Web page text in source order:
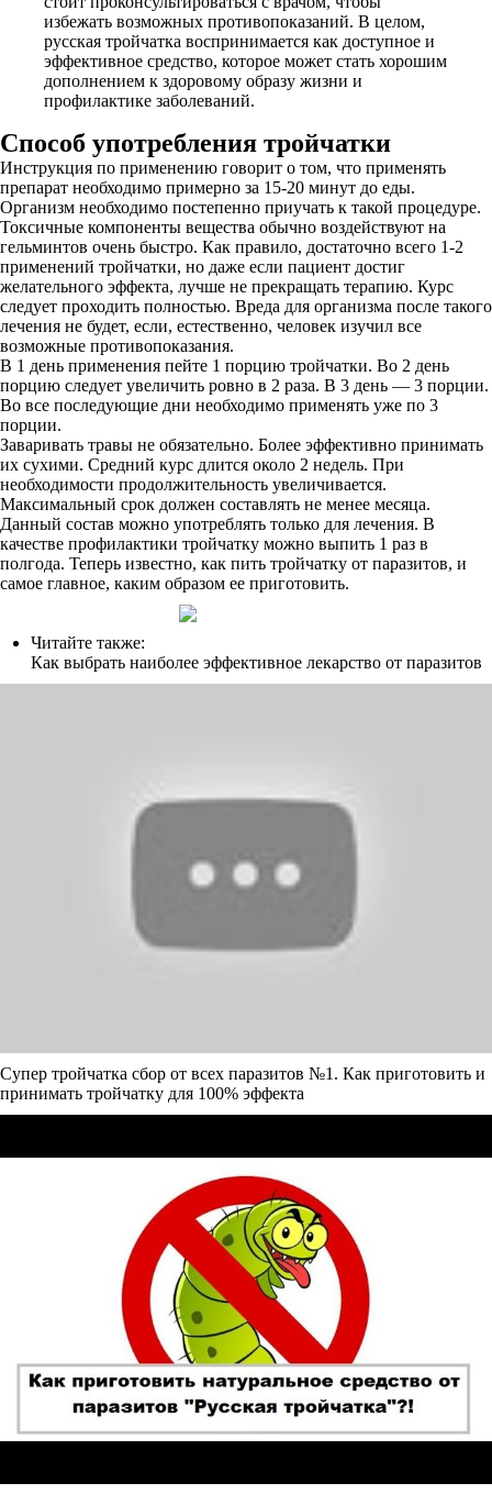
избежать возможных противопоказаний. В целом,
русская тройчатка воспринимается как доступное и
эффективное средство, которое может стать хорошим
дополнением к здоровому образу жизни и
профилактике заболеваний.
Способ употребления тройчатки
Инструкция по применению говорит о том, что применять
препарат необходимо примерно за 15-20 минут до еды.
Организм необходимо постепенно приучать к такой процедуре.
Токсичные компоненты вещества обычно воздействуют на
гельминтов очень быстро. Как правило, достаточно всего 1-2
применений тройчатки, но даже если пациент достиг
желательного эффекта, лучше не прекращать терапию. Курс
следует проходить полностью. Вреда для организма после такого
лечения не будет, если, естественно, человек изучил все
возможные противопоказания.
В 1 день применения пейте 1 порцию тройчатки. Во 2 день
порцию следует увеличить ровно в 2 раза. В 3 день — 3 порции.
Во все последующие дни необходимо применять уже по 3
порции.
Заваривать травы не обязательно. Более эффективно принимать
их сухими. Средний курс длится около 2 недель. При
необходимости продолжительность увеличивается.
Максимальный срок должен составлять не менее месяца.
Данный состав можно употреблять только для лечения. В
качестве профилактики тройчатку можно выпить 1 раз в
полгода. Теперь известно, как пить тройчатку от паразитов, и
самое главное, каким образом ее приготовить.
Читайте также:
Как выбрать наиболее эффективное лекарство от паразитов
Супер тройчатка сбор от всех паразитов №1. Как приготовить и
принимать тройчатку для 100% эффекта